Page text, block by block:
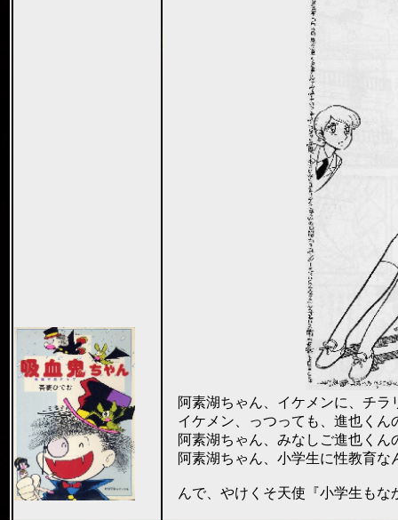
阿素湖ちゃん、イケメンに、チラ
イケメン、っつっても、進也くん
阿素湖ちゃん、みなしご進也くん
阿素湖ちゃん、小学生に性教育な
んで、やけくそ天使『小学生もな